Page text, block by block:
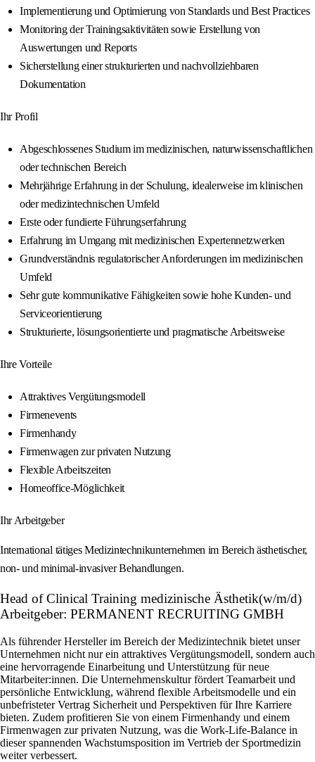
Implementierung und Optimierung von Standards und Best Practices
Monitoring der Trainingsaktivitäten sowie Erstellung von
Auswertungen und Reports
Sicherstellung einer strukturierten und nachvollziehbaren
Dokumentation
Ihr Profil
Abgeschlossenes Studium im medizinischen, naturwissenschaftlichen
oder technischen Bereich
Mehrjährige Erfahrung in der Schulung, idealerweise im klinischen
oder medizintechnischen Umfeld
Erste oder fundierte Führungserfahrung
Erfahrung im Umgang mit medizinischen Expertennetzwerken
Grundverständnis regulatorischer Anforderungen im medizinischen
Umfeld
Sehr gute kommunikative Fähigkeiten sowie hohe Kunden- und
Serviceorientierung
Strukturierte, lösungsorientierte und pragmatische Arbeitsweise
Ihre Vorteile
Attraktives Vergütungsmodell
Firmenevents
Firmenhandy
Firmenwagen zur privaten Nutzung
Flexible Arbeitszeiten
Homeoffice-Möglichkeit
Ihr Arbeitgeber
International tätiges Medizintechnikunternehmen im Bereich ästhetischer,
non- und minimal-invasiver Behandlungen.
Head of Clinical Training medizinische Ästhetik(w/m/d)
Arbeitgeber: PERMANENT RECRUITING GMBH
Als führender Hersteller im Bereich der Medizintechnik bietet unser
Unternehmen nicht nur ein attraktives Vergütungsmodell, sondern auch
eine hervorragende Einarbeitung und Unterstützung für neue
Mitarbeiter:innen. Die Unternehmenskultur fördert Teamarbeit und
persönliche Entwicklung, während flexible Arbeitsmodelle und ein
unbefristeter Vertrag Sicherheit und Perspektiven für Ihre Karriere
bieten. Zudem profitieren Sie von einem Firmenhandy und einem
Firmenwagen zur privaten Nutzung, was die Work-Life-Balance in
dieser spannenden Wachstumsposition im Vertrieb der Sportmedizin
weiter verbessert.